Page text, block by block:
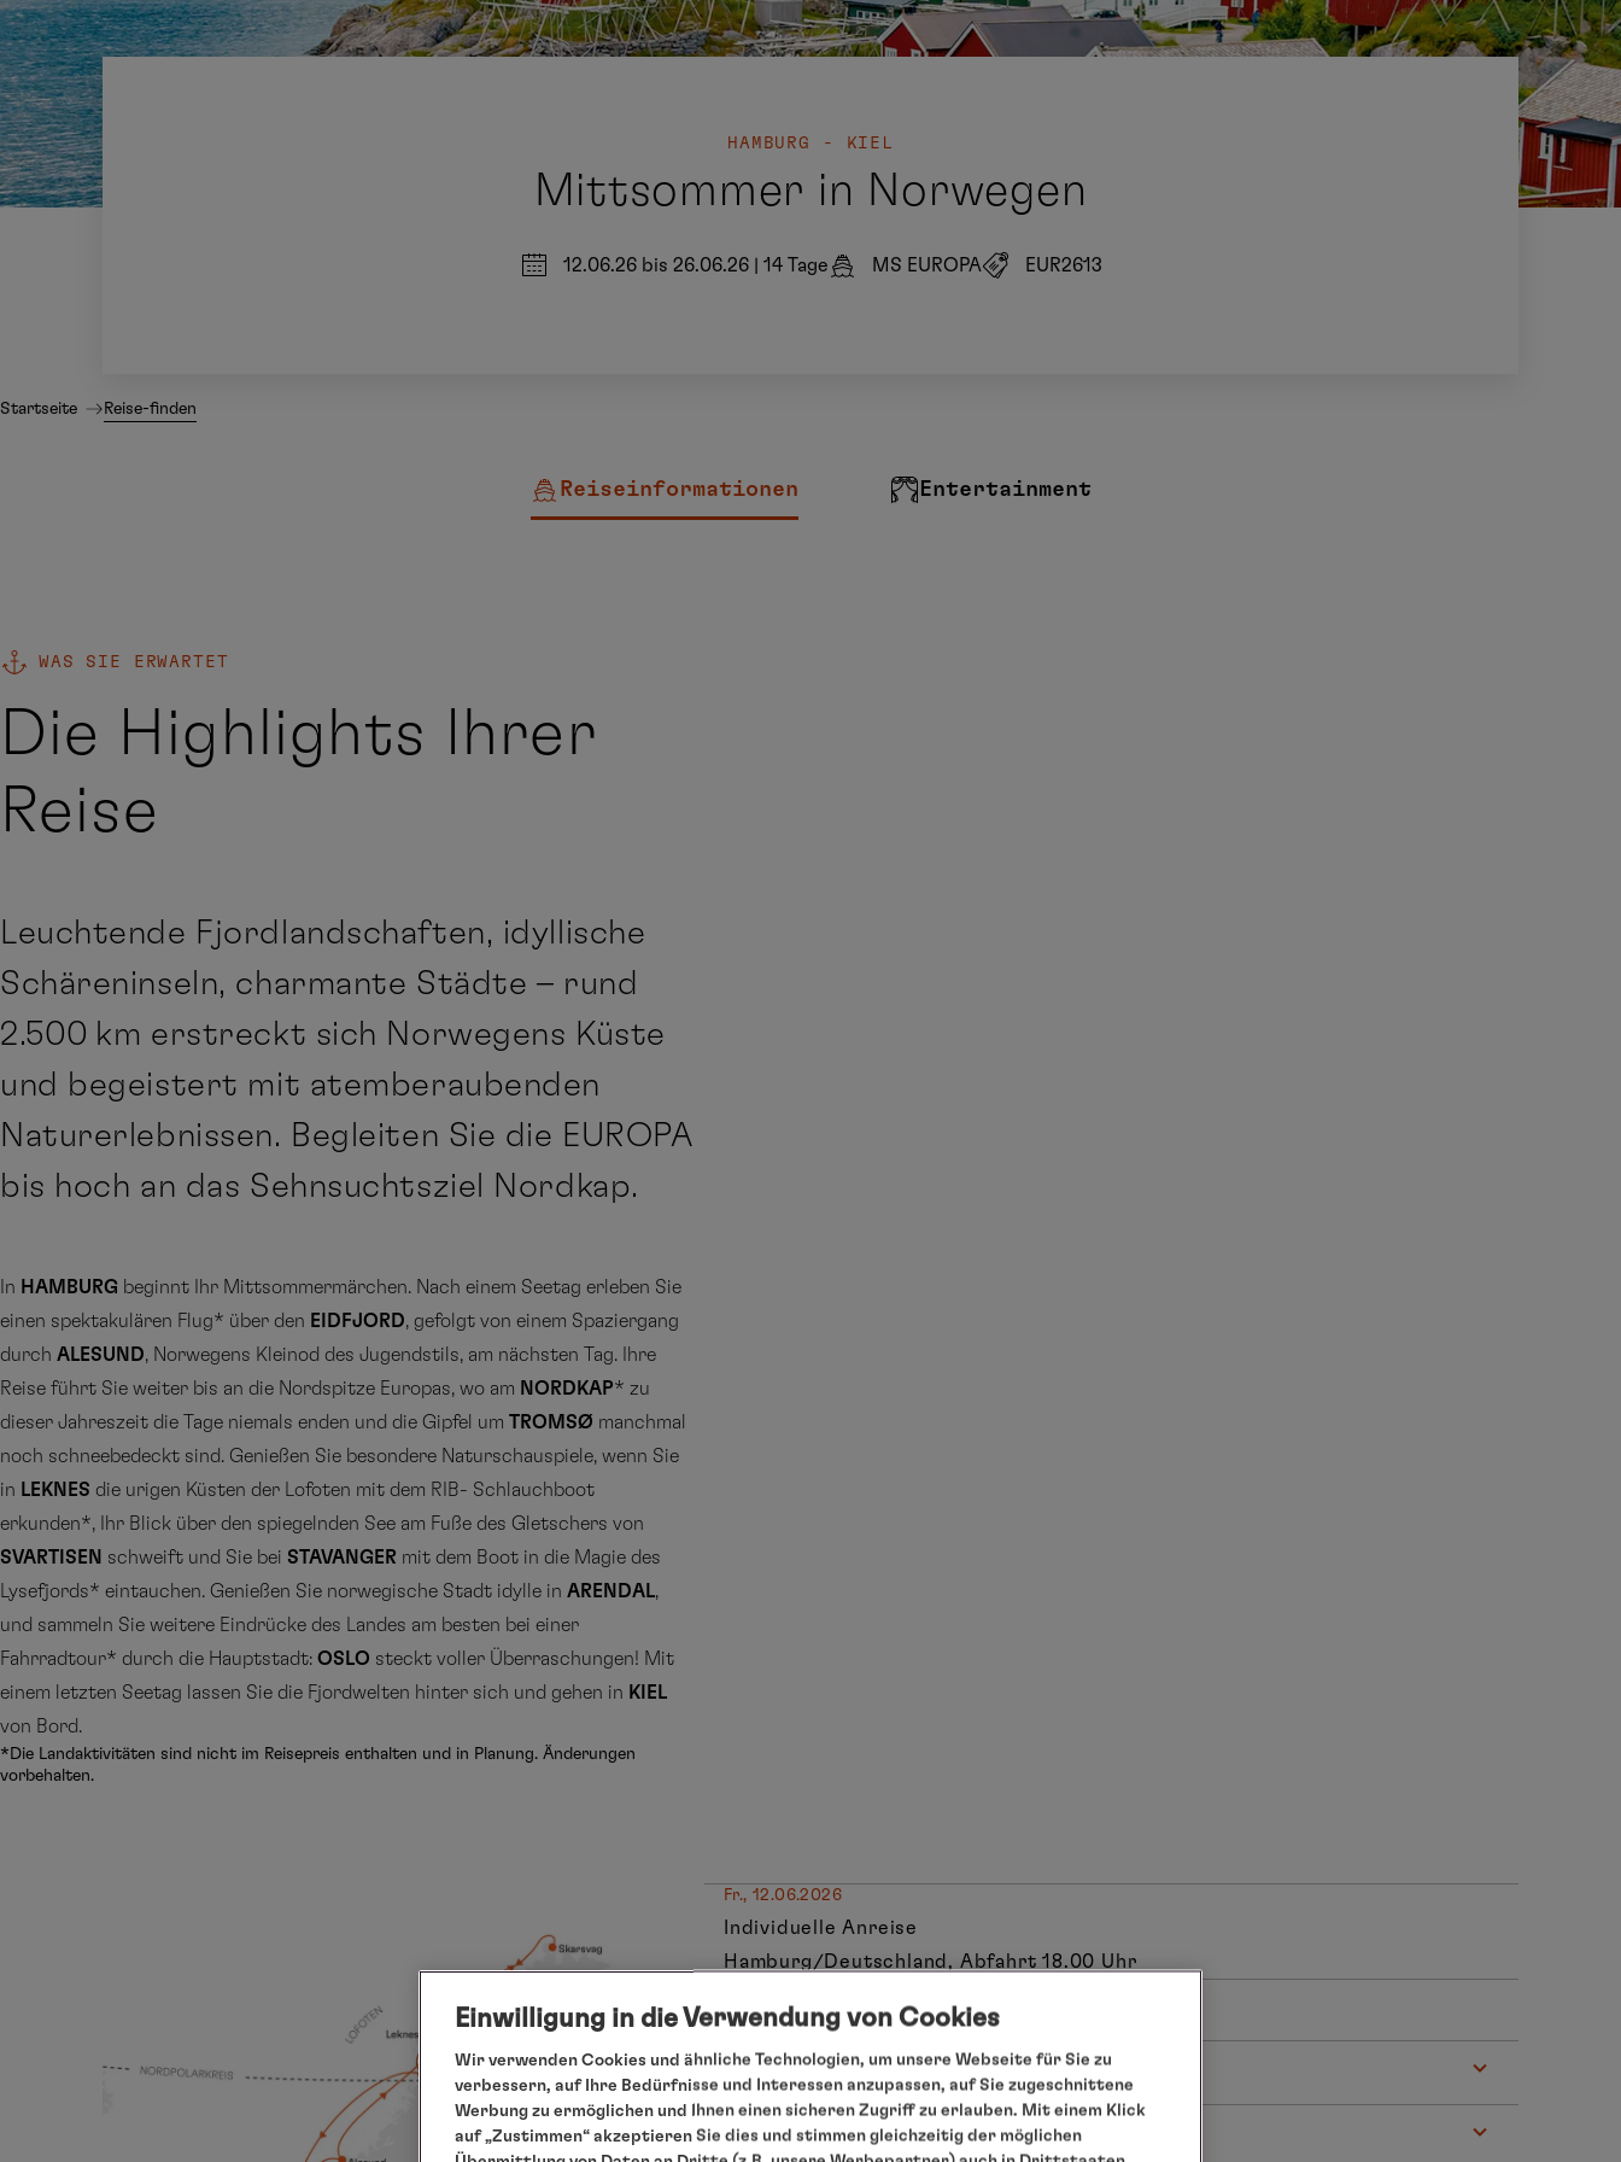
HAMBURG - KIEL
Mittsommer in Norwegen
12.06.26 bis 26.06.26 14 Tage MS EUROPA EUR2613
Startseite Reise-finden
Reiseinformationen Entertainment
WAS SIE ERWARTET
Die Highlights Ihrer
Reise
Leuchtende Fjordlandschaften, idyllische
Schäreninseln, charmante Städte – rund
2.500 km erstreckt sich Norwegens Küste
und begeistert mit atemberaubenden
Naturerlebnissen. Begleiten Sie die EUROPA
bis hoch an das Sehnsuchtsziel Nordkap.
In HAMBURG beginnt Ihr Mittsommermärchen. Nach einem Seetag erleben Sie
einen spektakulären Flug* über den EIDFJORD, gefolgt von einem Spaziergang
durch ALESUND, Norwegens Kleinod des Jugendstils, am nächsten Tag. Ihre
Reise führt Sie weiter bis an die Nordspitze Europas, wo am NORDKAP* zu
dieser Jahreszeit die Tage niemals enden und die Gipfel um TROMSØ manchmal
noch schneebedeckt sind. Genießen Sie besondere Naturschauspiele, wenn Sie
in LEKNES die urigen Küsten der Lofoten mit dem RIB- Schlauchboot
erkunden*, Ihr Blick über den spiegelnden See am Fuße des Gletschers von
SVARTISEN schweift und Sie bei STAVANGER mit dem Boot in die Magie des
Lysefjords* eintauchen. Genießen Sie norwegische Stadt idylle in ARENDAL,
und sammeln Sie weitere Eindrücke des Landes am besten bei einer
Fahrradtour* durch die Hauptstadt: OSLO steckt voller Überraschungen! Mit
einem letzten Seetag lassen Sie die Fjordwelten hinter sich und gehen in KIEL
von Bord.
*Die Landaktivitäten sind nicht im Reisepreis enthalten und in Planung. Änderungen
vorbehalten.
Fr., 12.06.2026
Individuelle Anreise
Hamburg/Deutschland, Abfahrt 18.00 Uhr
Entspannung auf See
So., 14.06.2026
Eidfjord/Norwegen, 9.00 – 13.00 Uhr
Mo., 15.06.2026
Alesund/Norwegen, 9.00 – 17.00 Uhr
Einwilligung in die Verwendung von Cookies
Wir verwenden Cookies und ähnliche Technologien, um unsere Webseite für Sie zu
verbessern, auf Ihre Bedürfnisse und Interessen anzupassen, auf Sie zugeschnittene
Werbung zu ermöglichen und Ihnen einen sicheren Zugriff zu erlauben. Mit einem Klick
auf „Zustimmen“ akzeptieren Sie dies und stimmen gleichzeitig der möglichen